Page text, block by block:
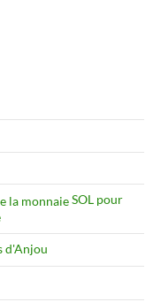
SOL pour
d'Anjou